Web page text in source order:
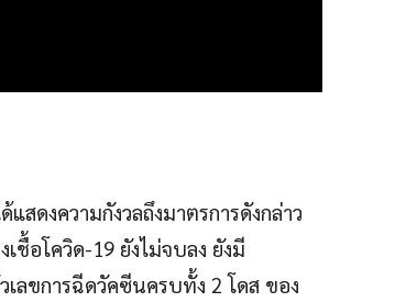
สดงความกังวลถึงมาตรการดังกล่าว
อโควิด-19 ยังไม่จบลง ยังมี
ลขการฉีดวัคซีนครบทั้ง 2 โดส ของ